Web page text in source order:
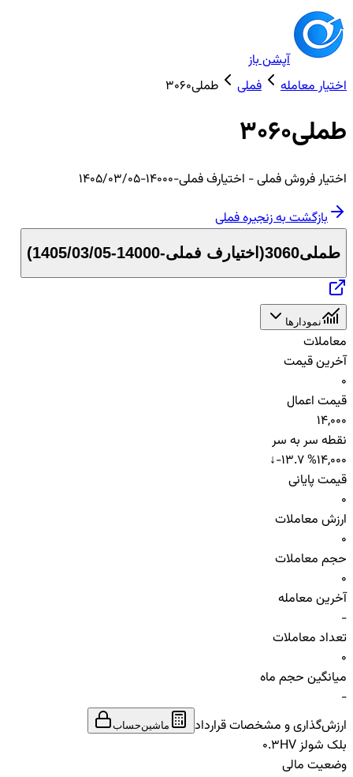
آپشن باز
اختیار معامله
فملی طملی3060
طملی3060
اختیارفروشفملی- اختیارف فملی-14000-1405/03/05
بازگشت به زنجیرهفملی
طملی3060 ( اختیارف فملی-14000-1405/03/05 )
نمودارها
معاملات
آخرین قیمت
0
قیمت اعمال
14,000
نقطه سر به سر
14,000
↓-13.7 %
قیمت پایانی
0
ارزش معاملات
0
حجم معاملات
0
آخرین معامله
-
تعداد معاملات
0
میانگین حجم ماه
-
ارزش‌گذاری و مشخصات قرارداد
ماشین‌حساب
بلک شولز HV
0.3
وضعیت مالی